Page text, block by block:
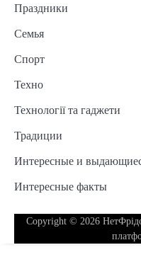
Праздники
Семья
Спорт
Техно
Технології та гаджети
Традиции
Интересные и
Интересные факты
Copyright © 2026